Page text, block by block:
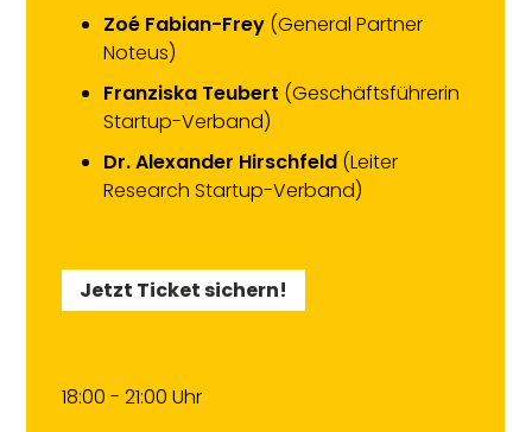
Zoé Fabian-Frey (General Partner
Noteus)
Franziska Teubert (Geschäftsführerin
Startup-Verband)
Dr. Alexander Hirschfeld (Leiter
Research Startup-Verband)
Jetzt Ticket sichern!
18:00 - 21:00 Uhr